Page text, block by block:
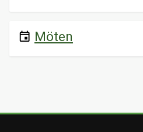
event Möten